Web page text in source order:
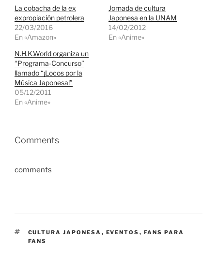
La cobacha de la ex
expropiación petrolera
22/03/2016
En «Amazon»
Jornada de cultura
Japonesa en la UNAM
14/02/2012
En «Anime»
N.H.K.World organiza un
“Programa-Concurso”
llamado “¡Locos por la
Música Japonesa!”
05/12/2011
En «Anime»
Comments
comments
ETIQUETAS
CULTURA JAPONESA , EVENTOS , FANS PARA
FANS